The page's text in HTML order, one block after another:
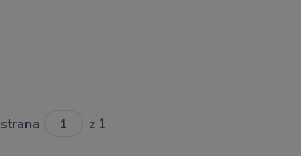
strana z 1